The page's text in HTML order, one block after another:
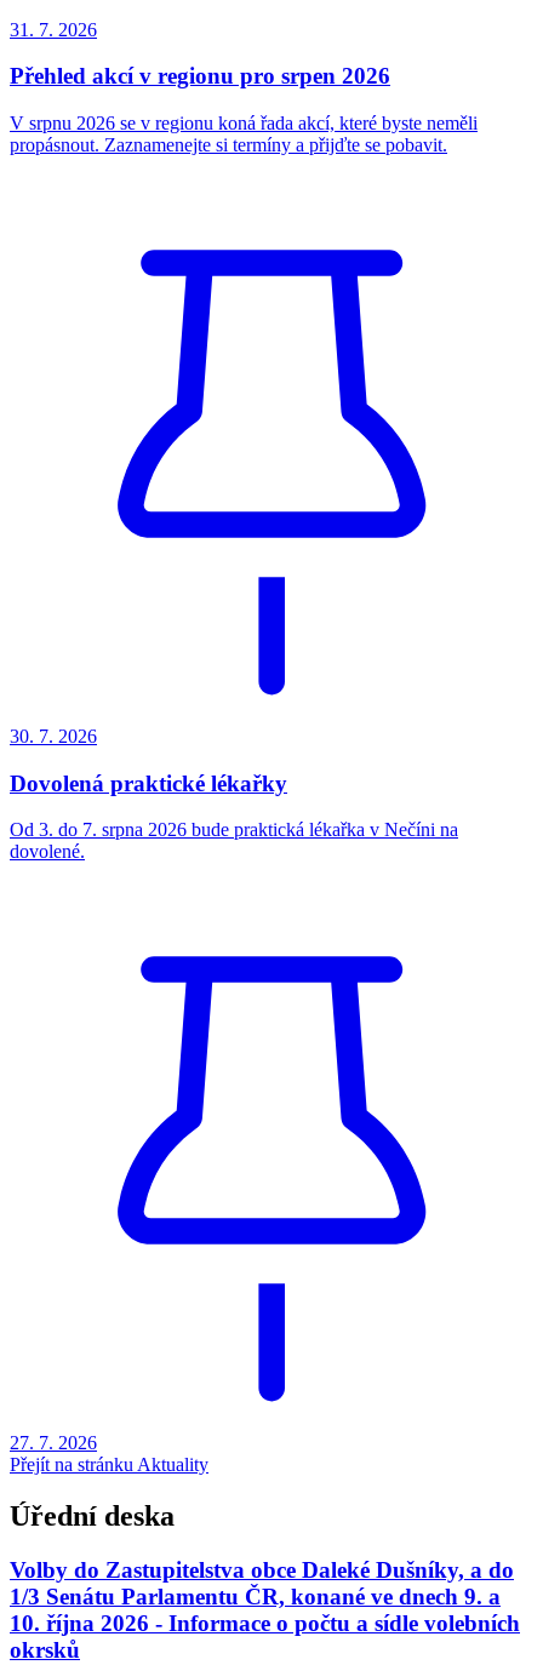
31. 7. 2026
Přehled akcí v regionu pro srpen 2026
V srpnu 2026 se v regionu koná řada akcí, které byste neměli
propásnout. Zaznamenejte si termíny a přijďte se pobavit.
30. 7. 2026
Dovolená praktické lékařky
Od 3. do 7. srpna 2026 bude praktická lékařka v Nečíni na
dovolené.
27. 7. 2026
Přejít na stránku Aktuality
Úřední deska
Volby do Zastupitelstva obce Daleké Dušníky, a do
1/3 Senátu Parlamentu ČR, konané ve dnech 9. a
10. října 2026 - Informace o počtu a sídle volebních
okrsků